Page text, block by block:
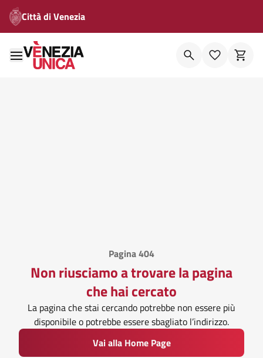
Città di Venezia
Pagina 404
Non riusciamo a trovare la pagina
che hai cercato
La pagina che stai cercando potrebbe non essere più
disponibile o potrebbe essere sbagliato l’indirizzo.
Vai alla Home Page